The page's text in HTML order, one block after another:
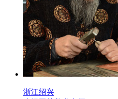
浙江绍兴